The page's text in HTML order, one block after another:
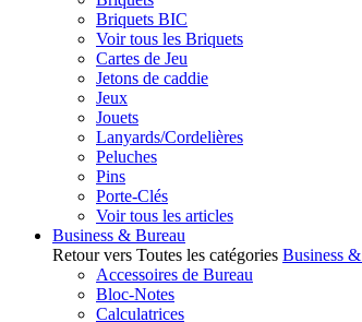
Briquets BIC
Voir tous les Briquets
Cartes de Jeu
Jetons de caddie
Jeux
Jouets
Lanyards/Cordelières
Peluches
Pins
Porte-Clés
Voir tous les articles
Business & Bureau
Retour vers Toutes les catégories Business
Accessoires de Bureau
Bloc-Notes
Calculatrices